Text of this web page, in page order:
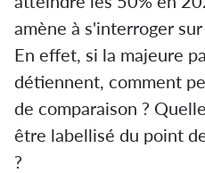
amène à s'interroger
En effet, si la majeure
détiennent, comment
de comparaison ?
être labellisé du point
?